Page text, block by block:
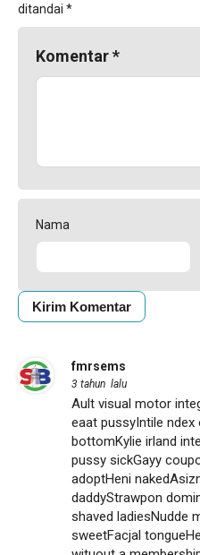
ditandai *
Komentar*
Nama
fmrsems
3 tahun lalu
Ault visual motor
eaat pussyIntile ndex
bottomKylie irland
pussy sickGayy
adoptHeni
daddyStrawpon
shaved ladiesNudde
sweetFacjal